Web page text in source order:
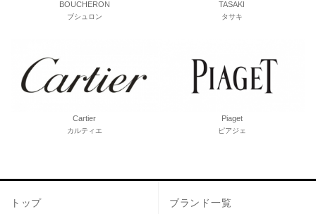
BOUCHERON
ブシュロン
TASAKI
タサキ
Cartier
カルティエ
Piaget
ピアジェ
トップ ブランド一覧